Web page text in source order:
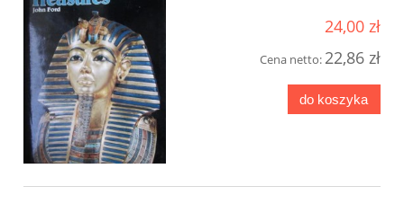
24,00 zł
Cena netto: 22,86 zł
do koszyka